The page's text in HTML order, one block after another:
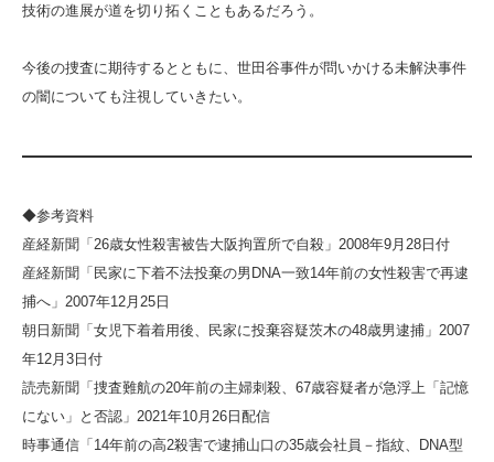
技術の進展が道を切り拓くこともあるだろう。
今後の捜査に期待するとともに、世田谷事件が問いかける未解決事件
の闇についても注視していきたい。
◆参考資料
産経新聞「26歳女性殺害被告大阪拘置所で自殺」2008年9月28日付
産経新聞「民家に下着不法投棄の男DNA一致14年前の女性殺害で再逮
捕へ」2007年12月25日
朝日新聞「女児下着着用後、民家に投棄容疑茨木の48歳男逮捕」2007
年12月3日付
読売新聞「捜査難航の20年前の主婦刺殺、67歳容疑者が急浮上「記憶
にない」と否認」2021年10月26日配信
時事通信「14年前の高2殺害で逮捕山口の35歳会社員－指紋、DNA型